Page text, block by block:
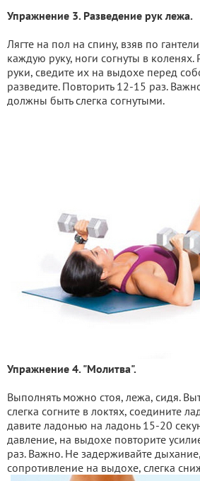
Упражнение 3. Разведение рук лежа.
Лягте на пол на спину, взяв по
каждую руку, ноги согнуты в коленях.
руки, сведите их на выдохе перед
разведите. Повторить 12-15 раз.
должны быть слегка согнутыми.
Упражнение 4. "Молитва".
Выполнять можно стоя, лежа, сидя.
слегка согните в локтях, соедините
давите ладонью на ладонь 15-20
давление, на выдохе повторите
раз. Важно. Не задерживайте
сопротивление на выдохе, слегка